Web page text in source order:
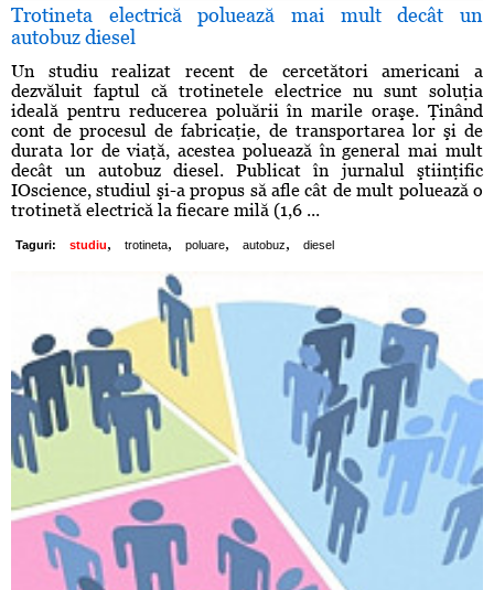
Trotineta electrică poluează mai mult decât un
autobuz diesel
Un studiu realizat recent de cercetători americani a
dezvăluit faptul că trotinetele electrice nu sunt soluţia
ideală pentru reducerea poluării în marile oraşe. Ţinând
cont de procesul de fabricaţie, de transportarea lor şi de
durata lor de viaţă, acestea poluează în general mai mult
decât un autobuz diesel. Publicat în jurnalul ştiinţific
IOscience, studiul şi-a propus să afle cât de mult poluează o
trotinetă electrică la fiecare milă (1,6 ...
Taguri: studiu, trotineta, poluare, autobuz, diesel